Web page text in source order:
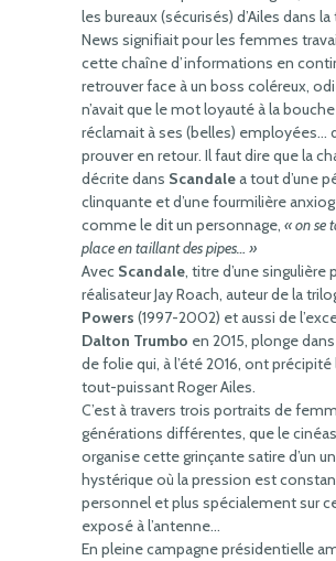
les bureaux (sécurisés) d’Ailes dans
News signifiait pour les femmes
cette chaîne d’informations en
retrouver face à un boss coléreux,
n’avait que le mot loyauté à la
réclamait à ses (belles) employées…
prouver en retour. Il faut dire que la
décrite dans Scandalea tout d’une
clinquante et d’une fourmilière
comme le dit un personnage, « on se
place en taillant des pipes… »
Avec Scandale, titre d’une singulière
réalisateur Jay Roach, auteur de la
Powers (1997-2002) et aussi de
Dalton Trumbo en 2015, plonge
de folie qui, à l’été 2016, ont précipité
tout-puissant Roger Ailes.
C’est à travers trois portraits de
générations différentes, que le
organise cette grinçante satire d’un
hystérique où la pression est
personnel et plus spécialement sur
exposé à l’antenne…
En pleine campagne présidentielle